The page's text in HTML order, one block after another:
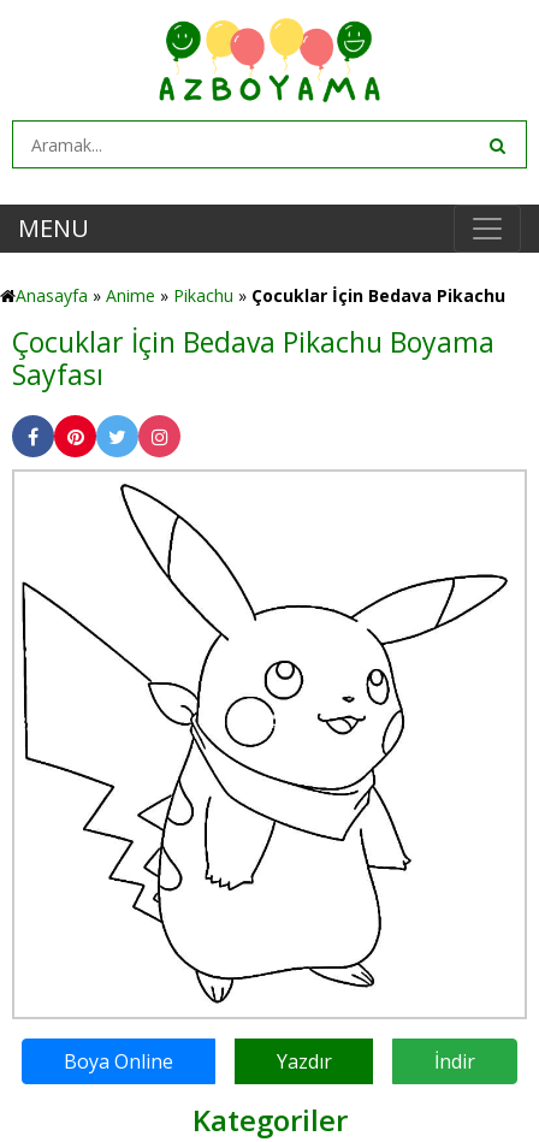
MENU
Anasayfa » Anime » Pikachu » Çocuklar İçin Bedava Pikachu
Çocuklar İçin Bedava Pikachu Boyama
Sayfası
Boya Online Yazdır İndir
Kategoriler